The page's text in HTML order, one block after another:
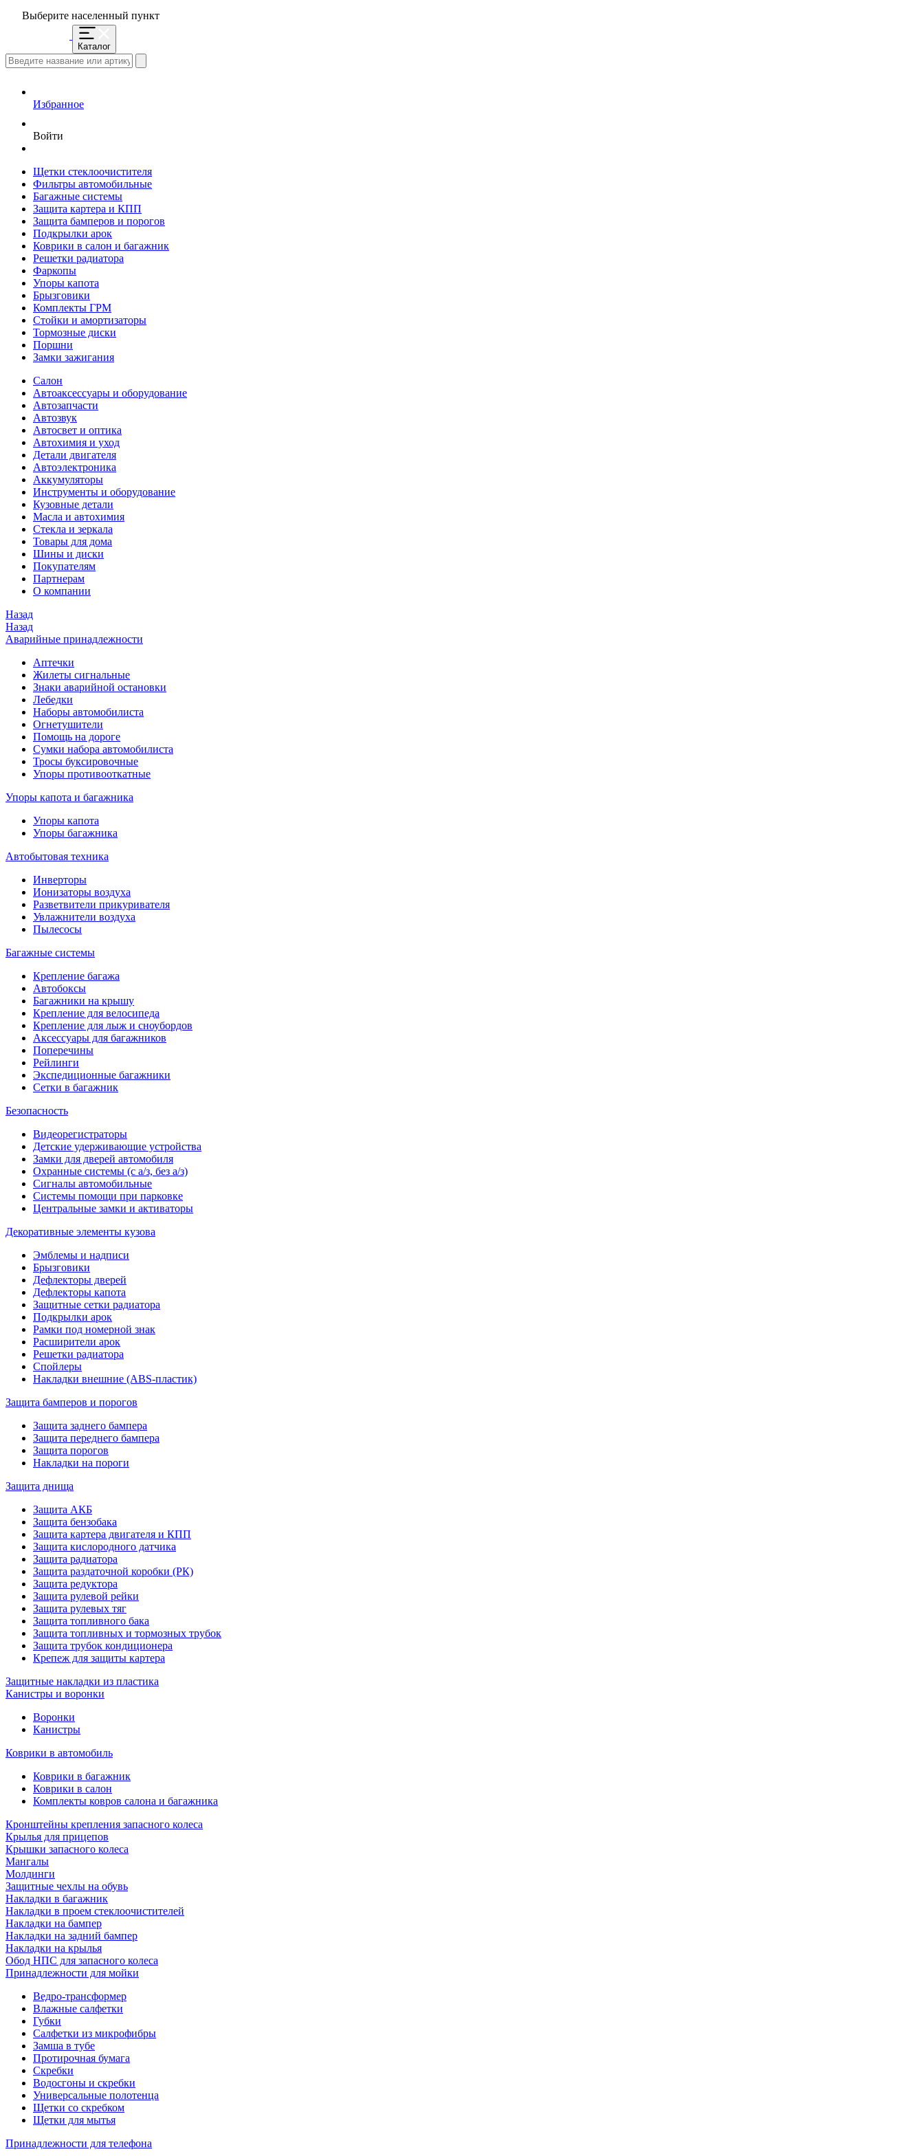
Выберите населенный пункт
Каталог
Избранное
Войти
Щетки стеклоочистителя
Фильтры автомобильные
Багажные системы
Защита картера и КПП
Защита бамперов и порогов
Подкрылки арок
Коврики в салон и багажник
Решетки радиатора
Фаркопы
Упоры капота
Брызговики
Комплекты ГРМ
Стойки и амортизаторы
Тормозные диски
Поршни
Замки зажигания
Салон
Автоаксессуары и оборудование
Автозапчасти
Автозвук
Автосвет и оптика
Автохимия и уход
Детали двигателя
Автоэлектроника
Аккумуляторы
Инструменты и оборудование
Кузовные детали
Масла и автохимия
Стекла и зеркала
Товары для дома
Шины и диски
Покупателям
Партнерам
О компании
Назад
Назад
Аварийные принадлежности
Аптечки
Жилеты сигнальные
Знаки аварийной остановки
Лебедки
Наборы автомобилиста
Огнетушители
Помощь на дороге
Сумки набора автомобилиста
Тросы буксировочные
Упоры противооткатные
Упоры капота и багажника
Упоры капота
Упоры багажника
Автобытовая техника
Инверторы
Ионизаторы воздуха
Разветвители прикуривателя
Увлажнители воздуха
Пылесосы
Багажные системы
Крепление багажа
Автобоксы
Багажники на крышу
Крепление для велосипеда
Крепление для лыж и сноубордов
Аксессуары для багажников
Поперечины
Рейлинги
Экспедиционные багажники
Сетки в багажник
Безопасность
Видеорегистраторы
Детские удерживающие устройства
Замки для дверей автомобиля
Охранные системы (с а/з, без а/з)
Сигналы автомобильные
Системы помощи при парковке
Центральные замки и активаторы
Декоративные элементы кузова
Эмблемы и надписи
Брызговики
Дефлекторы дверей
Дефлекторы капота
Защитные сетки радиатора
Подкрылки арок
Рамки под номерной знак
Расширители арок
Решетки радиатора
Спойлеры
Накладки внешние (ABS-пластик)
Защита бамперов и порогов
Защита заднего бампера
Защита переднего бампера
Защита порогов
Накладки на пороги
Защита днища
Защита АКБ
Защита бензобака
Защита картера двигателя и КПП
Защита кислородного датчика
Защита радиатора
Защита раздаточной коробки (РК)
Защита редуктора
Защита рулевой рейки
Защита рулевых тяг
Защита топливного бака
Защита топливных и тормозных трубок
Защита трубок кондиционера
Крепеж для защиты картера
Защитные накладки из пластика
Канистры и воронки
Воронки
Канистры
Коврики в автомобиль
Коврики в багажник
Коврики в салон
Комплекты ковров салона и багажника
Кронштейны крепления запасного колеса
Крылья для прицепов
Крышки запасного колеса
Мангалы
Молдинги
Защитные чехлы на обувь
Накладки в багажник
Накладки в проем стеклоочистителей
Накладки на бампер
Накладки на задний бампер
Накладки на крылья
Обод НПС для запасного колеса
Принадлежности для мойки
Ведро-трансформер
Влажные салфетки
Губки
Салфетки из микрофибры
Замша в тубе
Протирочная бумага
Скребки
Водосгоны и скребки
Универсальные полотенца
Щетки со скребком
Щетки для мытья
Принадлежности для телефона